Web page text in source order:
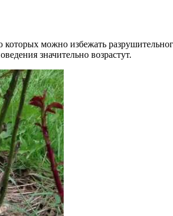
можно избежать
значительно возрастут.